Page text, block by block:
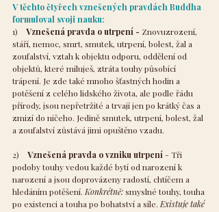
V těchto čtyřech vznešených pravdách Buddha
formuloval svoji nauku:
1) Vznešená pravda o utrpení - Znovuzrození,
stáří, nemoc, smrt, smutek, utrpení, bolest, žal a
zoufalství, vztah k objektu odporu, oddělení od
objektů, které miluješ, ztráta touhy působící
trápení. Je zde také mnoho šťastných hodin a
potěšení z celého lidského života, ale podle řádu
přírody, jsou nepřetržité a trvají jen po krátký čas a
zmizí do ničeho. Jedině smutek, utrpení, bolest, žal
a zoufalství zůstává jimi opuštěno vzadu.
2) Vznešená pravda o vzniku utrpení - Tři
podoby touhy vedou každé bytí od narození k
narození a jsou doprovázeny radostí, chtíčem a
hledáním potěšení. Konkrétně: smyslné touhy, touha
po existenci a touha po bohatství a síle. Existuje také